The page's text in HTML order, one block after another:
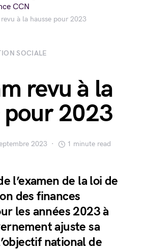
revu à la hausse pour 2023
SOCIALE
revu à la
pour 2023
2023 1 minute read
l’examen de la loi de
des finances
les années 2023 à
ajuste sa
national de
CCN